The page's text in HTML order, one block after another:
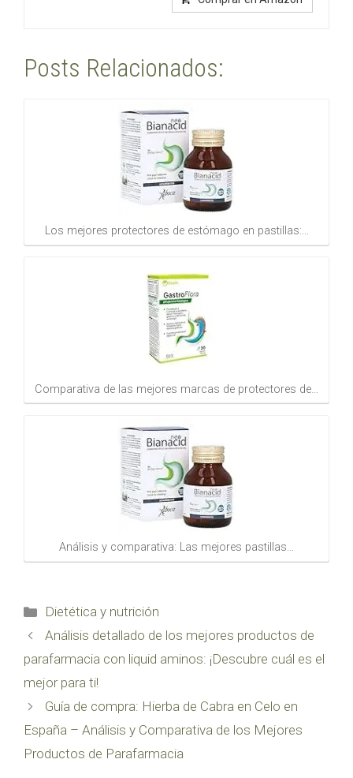
Posts Relacionados:
Los mejores protectores de estómago en pastillas:…
Comparativa de las mejores marcas de protectores de…
Análisis y comparativa: Las mejores pastillas…
Categorías
Dietética y nutrición
Análisis detallado de los mejores productos de
parafarmacia con liquid aminos: ¡Descubre cuál es el
mejor para ti!
Guía de compra: Hierba de Cabra en Celo en
España – Análisis y Comparativa de los Mejores
Productos de Parafarmacia